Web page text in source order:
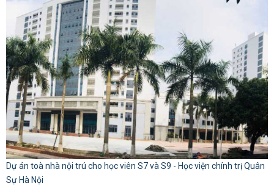
Dự án toà nhà nội trú cho học viên S7 và S9 - Học viện chính trị Quân
Sự Hà Nội